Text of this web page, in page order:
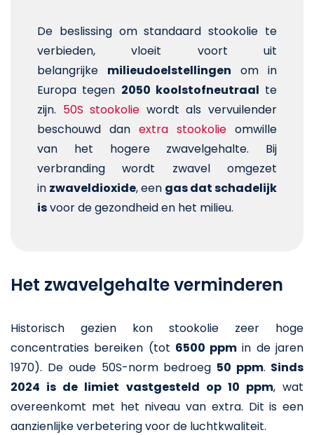
De beslissing om standaard stookolie te
verbieden, vloeit voort uit
belangrijke milieudoelstellingen om in
Europa tegen 2050 koolstofneutraal te
zijn. 50S stookolie wordt als vervuilender
beschouwd dan extra stookolie omwille
van het hogere zwavelgehalte. Bij
verbranding wordt zwavel omgezet
in zwaveldioxide, een gas dat schadelijk
isvoor de gezondheid en het milieu.
Het zwavelgehalte verminderen
Historisch gezien kon stookolie zeer hoge
concentraties bereiken (tot 6500 ppm in de jaren
1970). De oude 50S-norm bedroeg 50 ppm. Sinds
2024 is de limiet vastgesteld op 10 ppm, wat
overeenkomt met het niveau van extra. Dit is een
aanzienlijke verbetering voor de luchtkwaliteit.